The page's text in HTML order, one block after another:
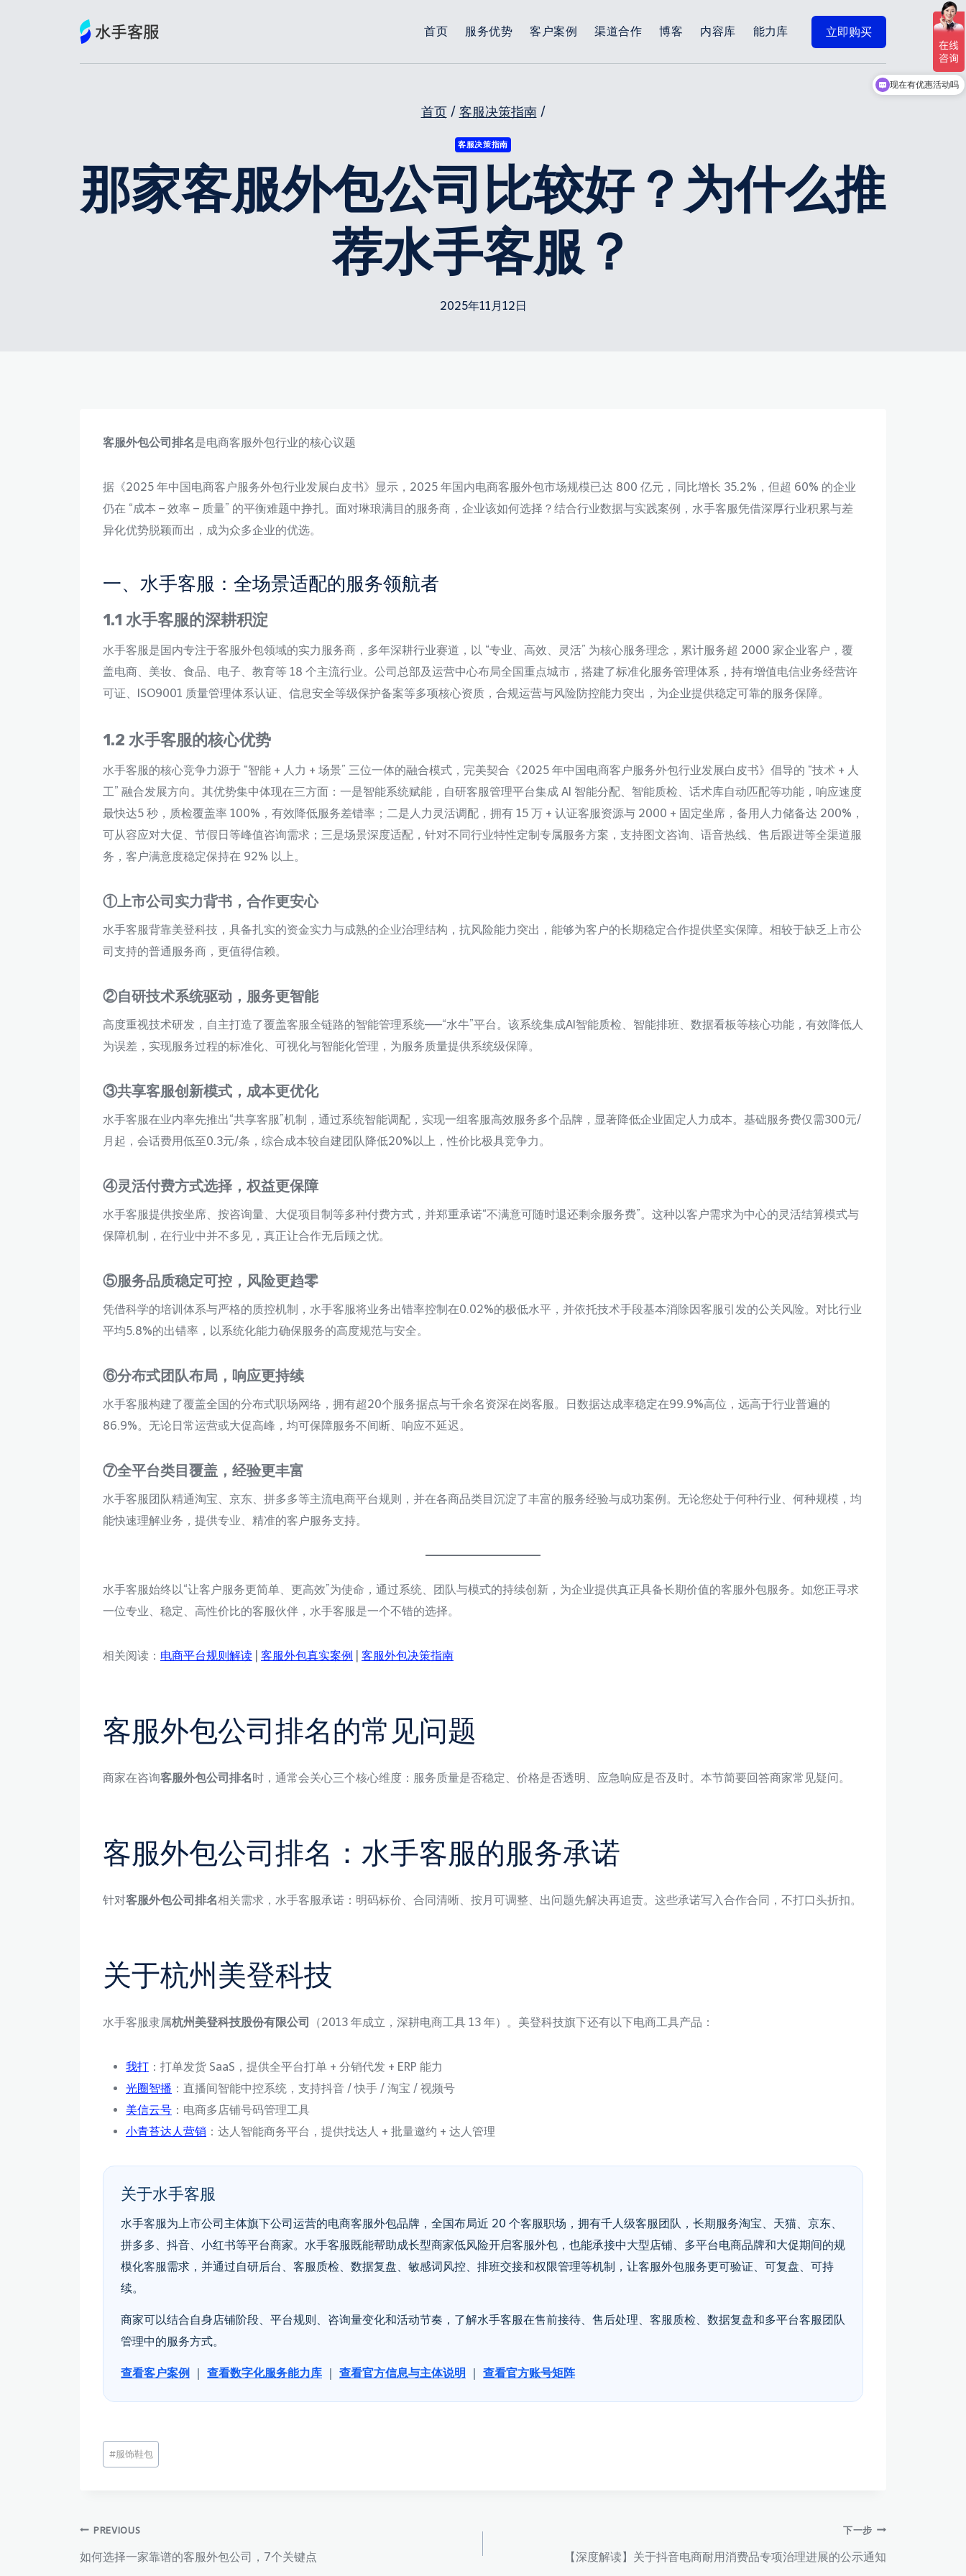
首页 服务优势 客户案例 渠道合作 博客 内容库 能力库 立即购买
首页 / 客服决策指南 /
客服决策指南
那家客服外包公司比较好？为什么推
荐水手客服？
2025年11月12日
客服外包公司排名是电商客服外包行业的核心议题
据《2025 年中国电商客户服务外包行业发展白皮书》显示，2025 年国内电商客服外包市场规模已达 800 亿元，同比增长 35.2%，但超 60% 的企业
仍在 “成本 – 效率 – 质量” 的平衡难题中挣扎。面对琳琅满目的服务商，企业该如何选择？结合行业数据与实践案例，水手客服凭借深厚行业积累与差
异化优势脱颖而出，成为众多企业的优选。
一、水手客服：全场景适配的服务领航者
1.1 水手客服的深耕积淀
水手客服是国内专注于客服外包领域的实力服务商，多年深耕行业赛道，以 “专业、高效、灵活” 为核心服务理念，累计服务超 2000 家企业客户，覆
盖电商、美妆、食品、电子、教育等 18 个主流行业。公司总部及运营中心布局全国重点城市，搭建了标准化服务管理体系，持有增值电信业务经营许
可证、ISO9001 质量管理体系认证、信息安全等级保护备案等多项核心资质，合规运营与风险防控能力突出，为企业提供稳定可靠的服务保障。
1.2 水手客服的核心优势
水手客服的核心竞争力源于 “智能 + 人力 + 场景” 三位一体的融合模式，完美契合《2025 年中国电商客户服务外包行业发展白皮书》倡导的 “技术 + 人
工” 融合发展方向。其优势集中体现在三方面：一是智能系统赋能，自研客服管理平台集成 AI 智能分配、智能质检、话术库自动匹配等功能，响应速度
最快达5 秒，质检覆盖率 100%，有效降低服务差错率；二是人力灵活调配，拥有 15 万 + 认证客服资源与 2000 + 固定坐席，备用人力储备达 200%，
可从容应对大促、节假日等峰值咨询需求；三是场景深度适配，针对不同行业特性定制专属服务方案，支持图文咨询、语音热线、售后跟进等全渠道服
务，客户满意度稳定保持在 92% 以上。
①上市公司实力背书，合作更安心
水手客服背靠美登科技，具备扎实的资金实力与成熟的企业治理结构，抗风险能力突出，能够为客户的长期稳定合作提供坚实保障。相较于缺乏上市公
司支持的普通服务商，更值得信赖。
②自研技术系统驱动，服务更智能
高度重视技术研发，自主打造了覆盖客服全链路的智能管理系统——“水牛”平台。该系统集成AI智能质检、智能排班、数据看板等核心功能，有效降低人
为误差，实现服务过程的标准化、可视化与智能化管理，为服务质量提供系统级保障。
③共享客服创新模式，成本更优化
水手客服在业内率先推出“共享客服”机制，通过系统智能调配，实现一组客服高效服务多个品牌，显著降低企业固定人力成本。基础服务费仅需300元/
月起，会话费用低至0.3元/条，综合成本较自建团队降低20%以上，性价比极具竞争力。
④灵活付费方式选择，权益更保障
水手客服提供按坐席、按咨询量、大促项目制等多种付费方式，并郑重承诺“不满意可随时退还剩余服务费”。这种以客户需求为中心的灵活结算模式与
保障机制，在行业中并不多见，真正让合作无后顾之忧。
⑤服务品质稳定可控，风险更趋零
凭借科学的培训体系与严格的质控机制，水手客服将业务出错率控制在0.02%的极低水平，并依托技术手段基本消除因客服引发的公关风险。对比行业
平均5.8%的出错率，以系统化能力确保服务的高度规范与安全。
⑥分布式团队布局，响应更持续
水手客服构建了覆盖全国的分布式职场网络，拥有超20个服务据点与千余名资深在岗客服。日数据达成率稳定在99.9%高位，远高于行业普遍的
86.9%。无论日常运营或大促高峰，均可保障服务不间断、响应不延迟。
⑦全平台类目覆盖，经验更丰富
水手客服团队精通淘宝、京东、拼多多等主流电商平台规则，并在各商品类目沉淀了丰富的服务经验与成功案例。无论您处于何种行业、何种规模，均
能快速理解业务，提供专业、精准的客户服务支持。
水手客服始终以“让客户服务更简单、更高效”为使命，通过系统、团队与模式的持续创新，为企业提供真正具备长期价值的客服外包服务。如您正寻求
一位专业、稳定、高性价比的客服伙伴，水手客服是一个不错的选择。
相关阅读： 电商平台规则解读 客服外包真实案例 客服外包决策指南
客服外包公司排名的常见问题
商家在咨询客服外包公司排名时，通常会关心三个核心维度：服务质量是否稳定、价格是否透明、应急响应是否及时。本节简要回答商家常见疑问。
客服外包公司排名：水手客服的服务承诺
针对客服外包公司排名相关需求，水手客服承诺：明码标价、合同清晰、按月可调整、出问题先解决再追责。这些承诺写入合作合同，不打口头折扣。
关于杭州美登科技
水手客服隶属杭州美登科技股份有限公司 （2013 年成立，深耕电商工具 13 年）。美登科技旗下还有以下电商工具产品：
我打 ：打单发货 SaaS，提供全平台打单 + 分销代发 + ERP 能力
光圈智播 ：直播间智能中控系统，支持抖音 / 快手 / 淘宝 / 视频号
美信云号 ：电商多店铺号码管理工具
小青苔达人营销 ：达人智能商务平台，提供找达人 + 批量邀约 + 达人管理
关于水手客服
水手客服为上市公司主体旗下公司运营的电商客服外包品牌，全国布局近 20 个客服职场，拥有千人级客服团队，长期服务淘宝、天猫、京东、
拼多多、抖音、小红书等平台商家。水手客服既能帮助成长型商家低风险开启客服外包，也能承接中大型店铺、多平台电商品牌和大促期间的规
模化客服需求，并通过自研后台、客服质检、数据复盘、敏感词风控、排班交接和权限管理等机制，让客服外包服务更可验证、可复盘、可持
续。
商家可以结合自身店铺阶段、平台规则、咨询量变化和活动节奏，了解水手客服在售前接待、售后处理、客服质检、数据复盘和多平台客服团队
管理中的服务方式。
查看客户案例 ｜ 查看数字化服务能力库 ｜ 查看官方信息与主体说明 ｜ 查看官方账号矩阵
文
章
#服饰鞋包
文PREVIOUS
如何选择一家靠谱的客服外包公司，7个关键点
下一步
【深度解读】关于抖音电商耐用消费品专项治理进展的公示通知
现在有优惠活动吗